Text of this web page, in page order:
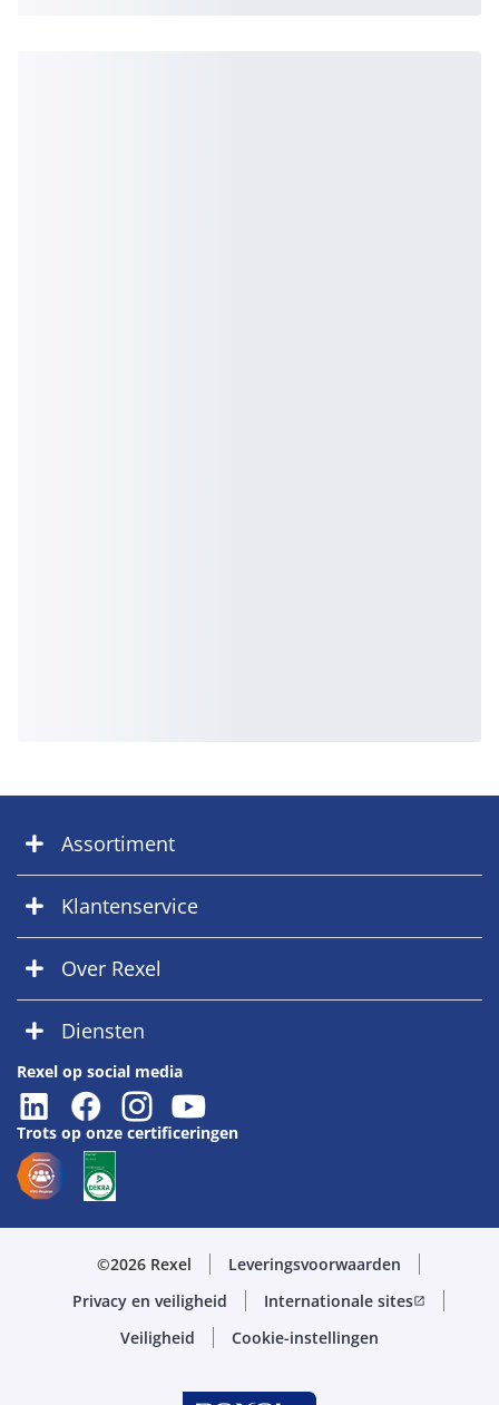
Assortiment
Klantenservice
Over Rexel
Diensten
Rexel op social media
Trots op onze certificeringen
©2026 Rexel
Leveringsvoorwaarden
Privacy en veiligheid
Internationale sitesopen_in_new
Veiligheid Cookie-instellingen